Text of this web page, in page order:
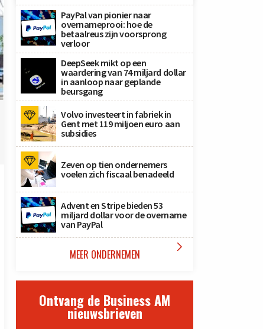
PayPal van pionier naar
overnameprooi: hoe de
betaalreus zijn voorsprong
verloor
DeepSeek mikt op een
waardering van 74 miljard dollar
in aanloop naar geplande
beursgang
Volvo investeert in fabriek in
Gent met 119 miljoen euro aan
subsidies
Zeven op tien ondernemers
voelen zich fiscaal benadeeld
Advent en Stripe bieden 53
miljard dollar voor de overname
van PayPal
MEER ONDERNEMEN 
Ontvang de Business AM
nieuwsbrieven